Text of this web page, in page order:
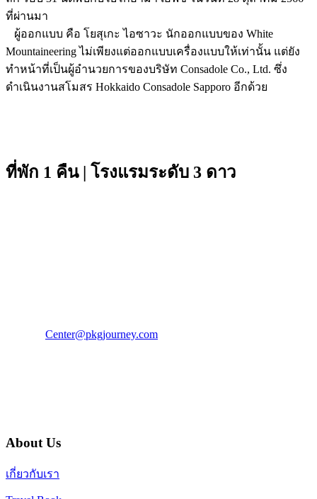
ที่ผ่านมา
ผู้ออกแบบ คือ โยสุเกะ ไอซาวะ นักออกแบบของ White
Mountaineering ไม่เพียงแต่ออกแบบเครื่องแบบให้เท่านั้น แต่ยัง
ทำหน้าที่เป็นผู้อำนวยการของบริษัท Consadole Co., Ltd. ซึ่ง
ดำเนินงานสโมสร Hokkaido Consadole Sapporo อีกด้วย
ที่พัก 1 คืน | โรงแรมระดับ 3 ดาว
Center@pkgjourney.com
About Us
เกี่ยวกับเรา